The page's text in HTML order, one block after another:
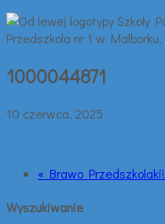
1000044871
10 czerwca, 2025
« Brawo Przedszkolaki!
Wyszukiwanie